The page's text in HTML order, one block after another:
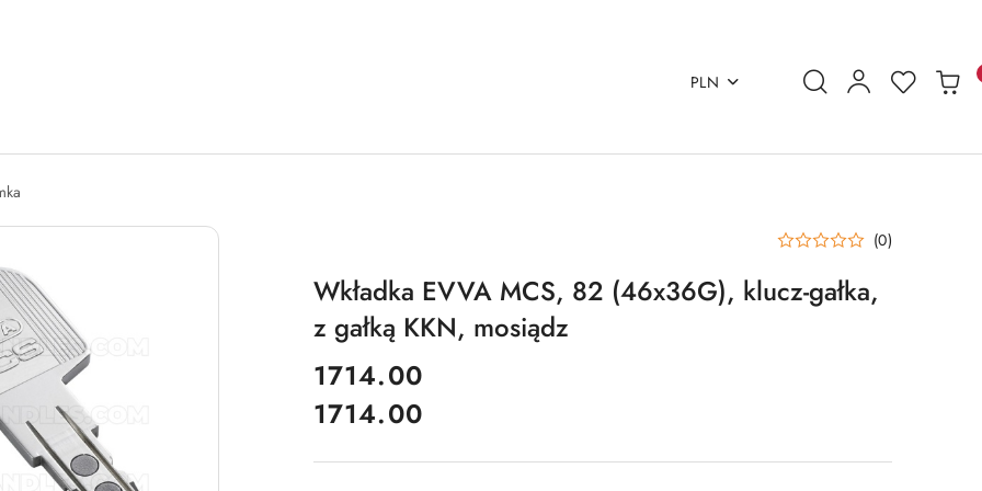
PLN
(0)
Wkładka EVVA MCS, 82 (46x36G), klucz-gałka,
z gałką KKN, mosiądz
cena:
1714.00
Cena:
1714.00